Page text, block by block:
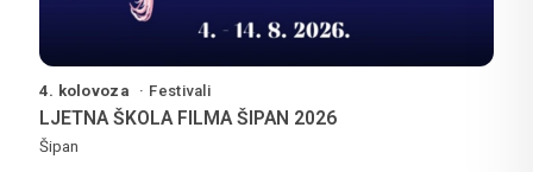
4. kolovoza Festivali
LJETNA ŠKOLA FILMA ŠIPAN 2026
Šipan